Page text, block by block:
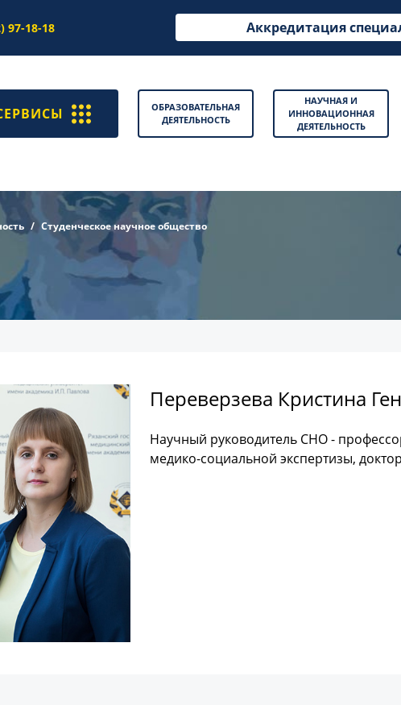
97-18-18 Аккредитация
ОБРАЗОВАТЕЛЬНАЯ
ДЕЯТЕЛЬНОСТЬ
НАУЧНАЯ И
ИННОВАЦИОННАЯ
ДЕЯТЕЛЬНОСТЬ
Студенческое научное общество
Переверзева Кристина
Научный руководитель СНО -
медико-социальной экспертизы,